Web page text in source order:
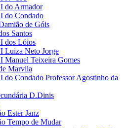
do Armador
do Condado
de Góis
Santos
dos Lóios
Luiza Neto Jorge
Manuel Teixeira Gomes
Marvila
do Condado Professor Agostinho da
D.Dinis
Ester Janz
Tempo de Mudar